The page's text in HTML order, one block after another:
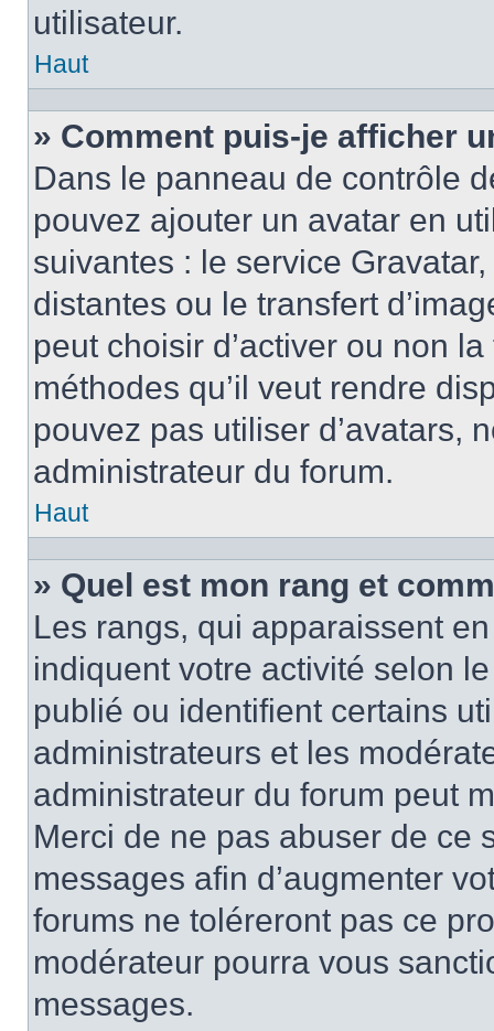
utilisateur.
Haut
» Comment puis-je afficher
Dans le panneau de contrôle
pouvez ajouter un avatar en
suivantes : le service
distantes ou le transfert
peut choisir d’activer ou non
méthodes qu’il veut rendre
pouvez pas utiliser d’avatars,
administrateur du forum.
Haut
» Quel est mon rang et
Les rangs, qui apparaissent
indiquent votre activité selon
publié ou identifient certains
administrateurs et les
administrateur du forum peut
Merci de ne pas abuser de ce
messages afin d’augmenter
forums ne toléreront pas ce
modérateur pourra vous
messages.